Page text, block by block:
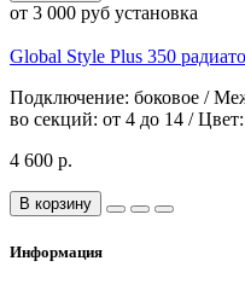
от 3 000 руб установка
Global Style Plus 350
Подключение: боковое /
во секций: от 4 до 14 /
4 600 р.
В корзину
Информация